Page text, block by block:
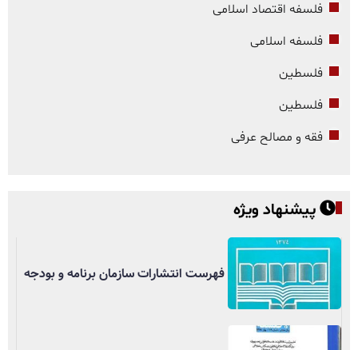
فلسفه اقتصاد اسلامی
فلسفه اسلامی
فلسطین
فلسطین
فقه و مصالح عرفی
پیشنهاد ویژه
فهرست انتشارات سازمان برنامه و بودجه